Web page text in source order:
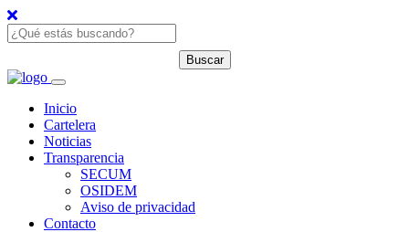
Inicio
Cartelera
Noticias
Transparencia
SECUM
OSIDEM
Aviso de privacidad
Contacto